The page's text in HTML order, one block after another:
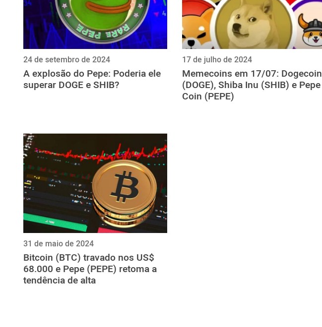
24 de setembro de 2024
A explosão do Pepe: Poderia ele
superar DOGE e SHIB?
17 de julho de 2024
Memecoins em 17/07: Dogecoin
(DOGE), Shiba Inu (SHIB) e Pepe
Coin (PEPE)
31 de maio de 2024
Bitcoin (BTC) travado nos US$
68.000 e Pepe (PEPE) retoma a
tendência de alta